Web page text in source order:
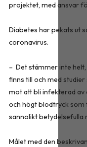
projektet, med ansvar
Diabetes har pekats ut
coronavirus.
– Det stämmer inte
finns till och med
mot att bli infekterad
och högt blodtryck
sannolikt betydelsefulla
Målet med den